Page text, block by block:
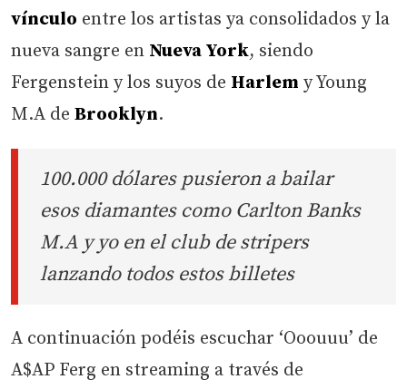
vínculo entre los artistas ya consolidados y la
nueva sangre en Nueva York, siendo
Fergenstein y los suyos de Harlem y Young
M.A de Brooklyn.
100.000 dólares pusieron a bailar
esos diamantes como Carlton Banks
M.A y yo en el club de stripers
lanzando todos estos billetes
A continuación podéis escuchar ‘Ooouuu’ de
A$AP Ferg en streaming a través de